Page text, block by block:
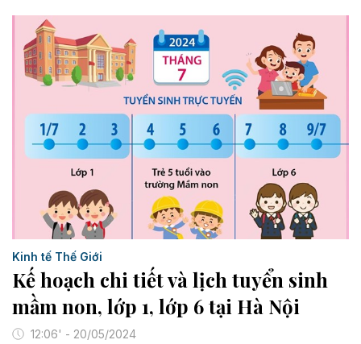
Kinh tế Thế Giới
Kế hoạch chi tiết và lịch tuyển sinh
mầm non, lớp 1, lớp 6 tại Hà Nội
12:06' - 20/05/2024